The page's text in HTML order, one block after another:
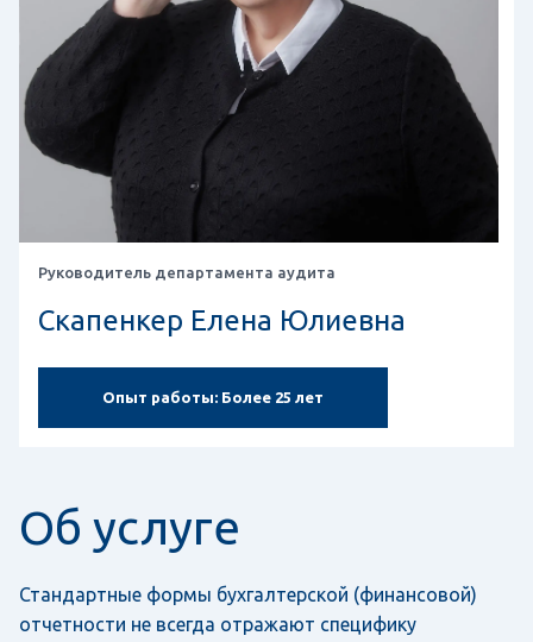
Руководитель департамента аудита
Скапенкер Елена Юлиевна
Опыт работы: Более 25 лет
Об услуге
Стандартные формы бухгалтерской (финансовой)
отчетности не всегда отражают специфику